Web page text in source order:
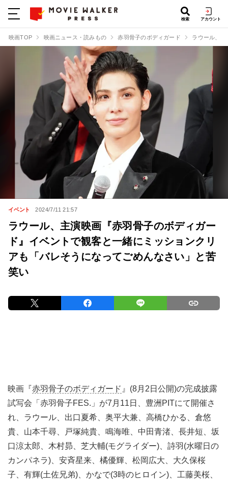
検索 アカウント
映画TOP 映画ニュース・読みもの 赤羽骨子のボディガード ラウール、
イベント 2024/7/11 21:57
ラウール、主演映画『赤羽骨子のボディガー
ド』イベントで観客と一緒にミッションクリ
アも「バレそうになってごめんなさい」と苦
笑い
映画『赤羽骨子のボディガード 』(8月2日公開)の完成披露
試写会「赤羽骨子FES.」が7月11日、豊洲PITにて開催さ
れ、ラウール、出口夏希、奥平大兼、高橋ひかる、倉悠
貴、山本千尋、戸塚純貴、鳴海唯、中田青渚、長井短、坂
口涼太郎、木村昴、芝大輔(モグライダー)、詩羽(水曜日の
カンパネラ)、安斉星来、橘優輝、松岡広大、大久保桜
子、有輝(土佐兄弟)、かなで(3時のヒロイン)、工藤美桜、